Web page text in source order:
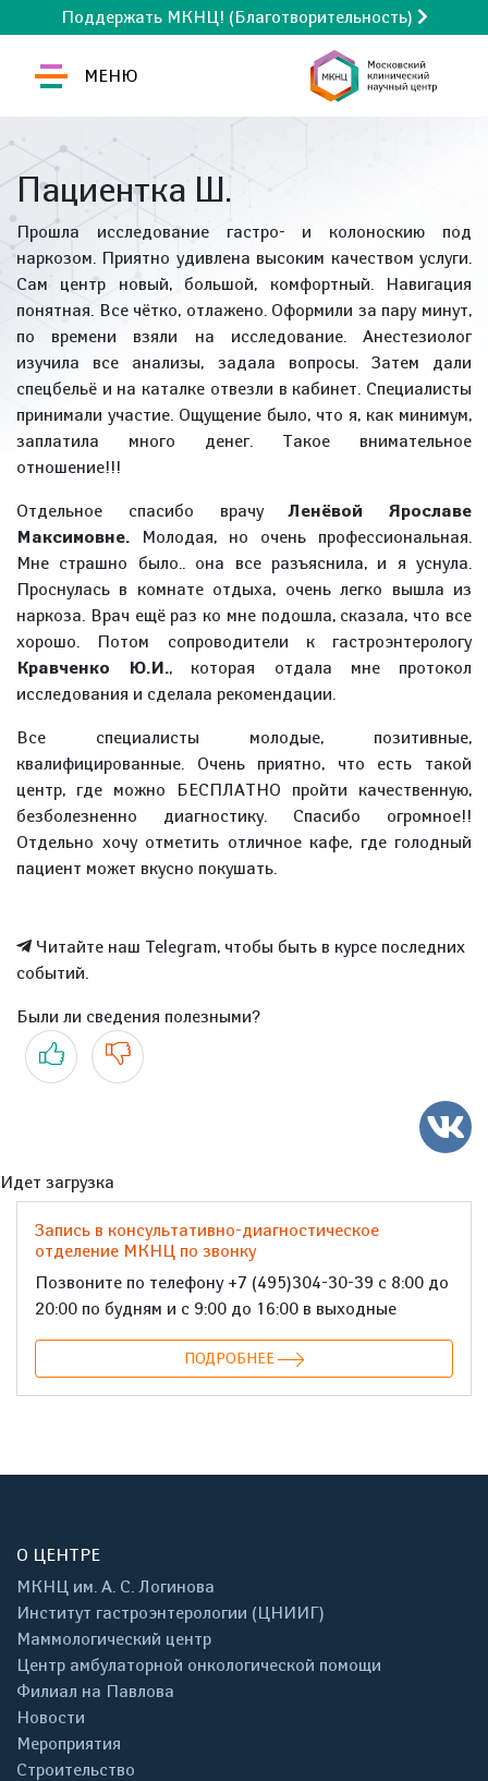
Поддержать МКНЦ! (Благотворительность)
МЕНЮ
Пациентка Ш.
Прошла исследование гастро- и колоноскию под
наркозом. Приятно удивлена высоким качеством услуги.
Сам центр новый, большой, комфортный. Навигация
понятная. Все чётко, отлажено. Оформили за пару минут,
по времени взяли на исследование. Анестезиолог
изучила все анализы, задала вопросы. Затем дали
спецбельё и на каталке отвезли в кабинет. Специалисты
принимали участие. Ощущение было, что я, как минимум,
заплатила много денег. Такое внимательное
отношение!!!
Отдельное спасибо врачуЛенёвой Ярославе
Максимовне. Молодая, но очень профессиональная.
Мне страшно было.. она все разъяснила, и я уснула.
Проснулась в комнате отдыха, очень легко вышла из
наркоза. Врач ещё раз ко мне подошла, сказала, что все
хорошо. Потом сопроводители к гастроэнтерологу
Кравченко Ю.И., которая отдала мне протокол
исследования и сделала рекомендации.
Все специалисты молодые, позитивные,
квалифицированные. Очень приятно, что есть такой
центр, где можно БЕСПЛАТНО пройти качественную,
безболезненно диагностику. Спасибо огромное!!
Отдельно хочу отметить отличное кафе, где голодный
пациент может вкусно покушать.
Читайте наш Telegram, чтобы быть в курсе последних
событий.
Были ли сведения полезными?
Да Нет
Идет загрузка
Запись в консультативно-диагностическое
отделение МКНЦ по звонку
Позвоните по телефону +7 (495)304-30-39 с 8:00 до
20:00 по будням и с 9:00 до 16:00 в выходные
ПОДРОБНЕЕ
О ЦЕНТРЕ
МКНЦ им. А. С. Логинова
Институт гастроэнтерологии (ЦНИИГ)
Маммологический центр
Центр амбулаторной онкологической помощи
Филиал на Павлова
Новости
Мероприятия
Строительство